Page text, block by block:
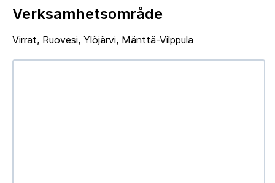
Verksamhetsområde
Virrat, Ruovesi, Ylöjärvi, Mänttä-Vilppula